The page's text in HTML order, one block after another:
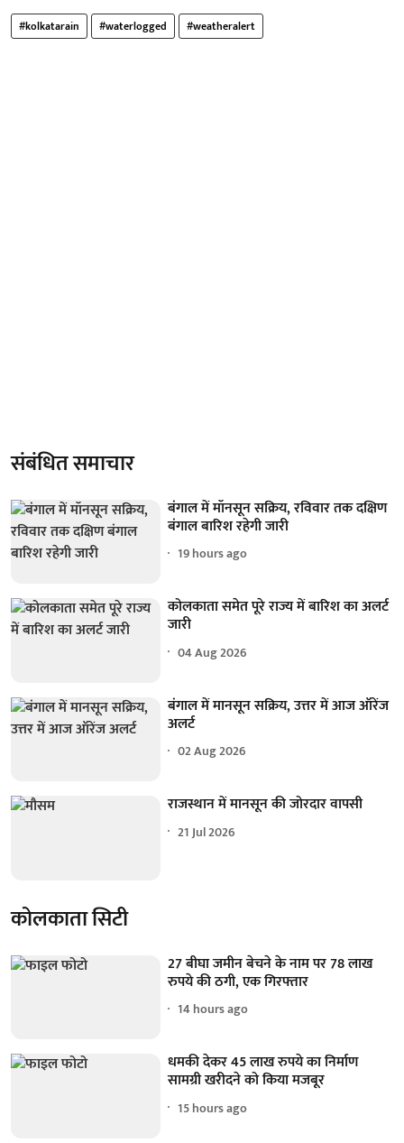
#kolkatarain #waterlogged #weatheralert
संबंधित समाचार
बंगाल में मॉनसून सक्रिय, रविवार तक दक्षिण
बंगाल बारिश रहेगी जारी
19 hours ago
कोलकाता समेत पूरे राज्य में बारिश का अलर्ट
जारी
04 Aug 2026
बंगाल में मानसून सक्रिय, उत्तर में आज ऑरेंज
अलर्ट
02 Aug 2026
राजस्थान में मानसून की जोरदार वापसी
21 Jul 2026
कोलकाता सिटी
27 बीघा जमीन बेचने के नाम पर 78 लाख
रुपये की ठगी, एक गिरफ्तार
14 hours ago
धमकी देकर 45 लाख रुपये का निर्माण
सामग्री खरीदने को किया मजबूर
15 hours ago